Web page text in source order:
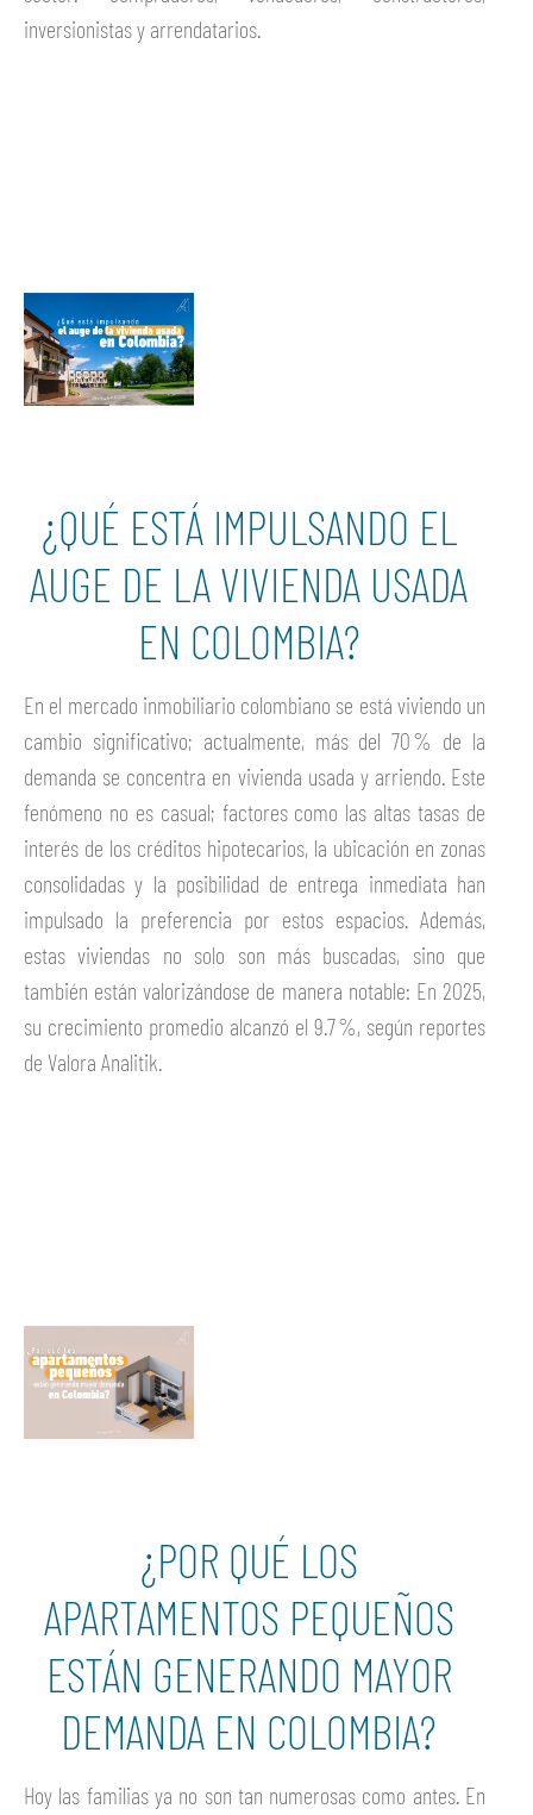
inversionistas y arrendatarios.
¿QUÉ ESTÁ IMPULSANDO EL
AUGE DE LA VIVIENDA USADA
EN COLOMBIA?
En el mercado inmobiliario colombiano se está viviendo un
cambio significativo; actualmente, más del 70 % de la
demanda se concentra en vivienda usada y arriendo. Este
fenómeno no es casual; factores como las altas tasas de
interés de los créditos hipotecarios, la ubicación en zonas
consolidadas y la posibilidad de entrega inmediata han
impulsado la preferencia por estos espacios. Además,
estas viviendas no solo son más buscadas, sino que
también están valorizándose de manera notable: En 2025,
su crecimiento promedio alcanzó el 9.7 %, según reportes
de Valora Analitik.
¿POR QUÉ LOS
APARTAMENTOS PEQUEÑOS
ESTÁN GENERANDO MAYOR
DEMANDA EN COLOMBIA?
Hoy las familias ya no son tan numerosas como antes. En